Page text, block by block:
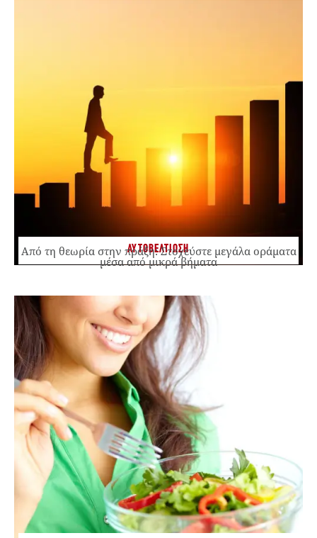
ΑΥΤΟΒΕΛΤΙΩΣΗ
Από τη θεωρία στην πράξη: Στοχεύστε μεγάλα οράματα
μέσα από μικρά βήματα